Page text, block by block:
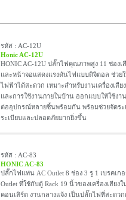
รหัส : AC-12U
Honic AC-12U
HONIC AC-12U ปลั๊กไฟคุณภาพสูง 11 ช่องเ
และหน้าจอแสดงแรงดันไฟแบบดิจิตอล ช่วย
ไฟฟ้าได้สะดวก เหมาะสำหรับงานเครื่องเสี
และการใช้งานภายในบ้าน ออกแบบให้ใช้งา
ต่ออุปกรณ์หลายชิ้นพร้อมกัน พร้อมช่วยจัดระ
ระเบียบและปลอดภัยมากยิ่งขึ้น
รหัส : AC-83
HONIC AC-83
ปลั๊กไฟแท่น AC Outlet 8 ช่อง 3 รู 1 เบรคเก
Outlet ที่ใช้กับตู้ Rack 19 นิ้วของเครื่องเสียง
คอนเสิร์ต งานกลางแจ้ง เป็นปลั๊กไฟที่สะดว